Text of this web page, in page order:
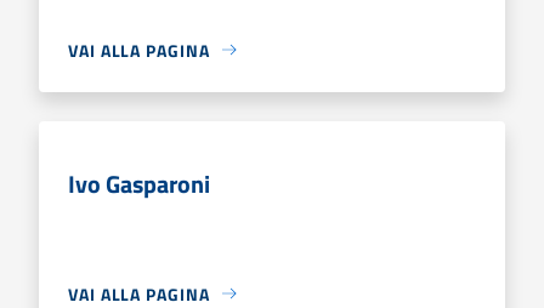
VAI ALLA PAGINA
Ivo Gasparoni
VAI ALLA PAGINA